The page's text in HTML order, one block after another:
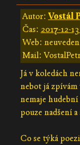
Autor:Vostál
Čas: 2017-12-
Web: neuveden
Mail:
Já v koledách
nebot já
nemaje
pouze nadšení
Co se týká